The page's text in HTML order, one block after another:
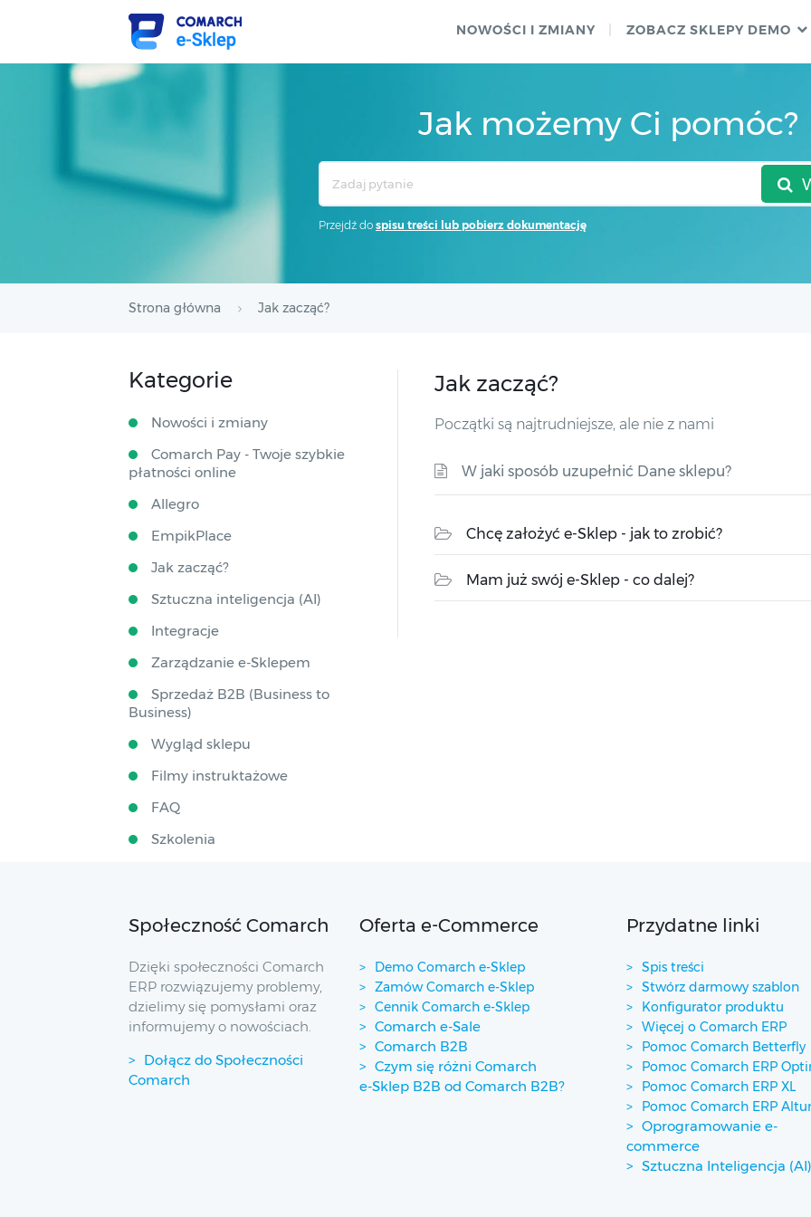
NOWOŚCI I ZMIANY ZOBACZ SKLEPY DEMO
Jak możemy Ci pomóc?
Przejdź do spisu treści lub pobierz dokumentację
Strona główna Jak zacząć?
Jak zacząć?
Początki są najtrudniejsze, ale nie z nami
W jaki sposób uzupełnić Dane sklepu?
Chcę założyć e-Sklep - jak to zrobić?
Mam już swój e-Sklep - co dalej?
Kategorie
Nowości i zmiany
Comarch Pay - Twoje szybkie
płatności online
Allegro
EmpikPlace
Jak zacząć?
Sztuczna inteligencja (AI)
Integracje
Zarządzanie e-Sklepem
Sprzedaż B2B (Business to
Business)
Wygląd sklepu
Filmy instruktażowe
FAQ
Szkolenia
Społeczność Comarch
Dzięki społeczności Comarch
ERP rozwiązujemy problemy,
dzielimy się pomysłami oraz
informujemy o nowościach.
Dołącz do Społeczności
Comarch
Oferta e-Commerce
Demo Comarch e-Sklep
Zamów Comarch e-Sklep
Cennik Comarch e-Sklep
Comarch e-Sale
Comarch B2B
Czym się różni Comarch
e-Sklep B2B od Comarch B2B?
Przydatne linki
Spis treści
Stwórz darmowy szablon
Konfigurator produktu
Więcej o Comarch ERP
Pomoc Comarch Betterfly
Pomoc Comarch ERP
Pomoc Comarch ERP XL
Pomoc Comarch ERP
Oprogramowanie e-
commerce
Sztuczna Inteligencja (AI)